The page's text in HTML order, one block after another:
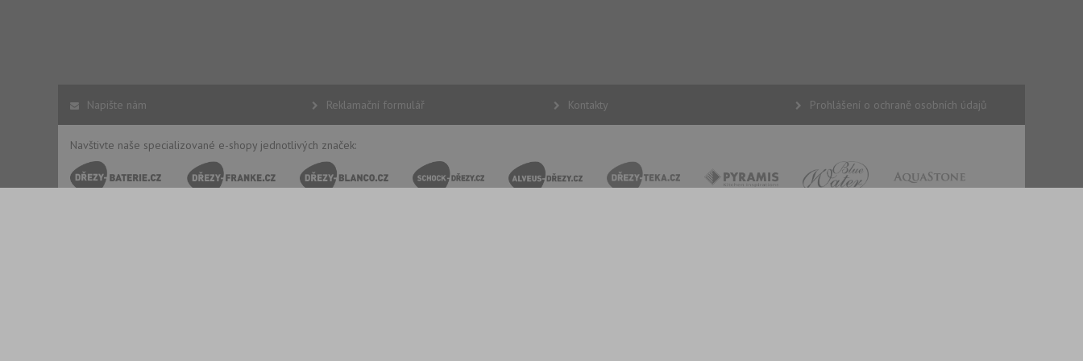
Napište nám Reklamační formulář Kontakty Prohlášení o ochraně osobních údajů
Navštivte naše specializované e-shopy jednotlivých značek: